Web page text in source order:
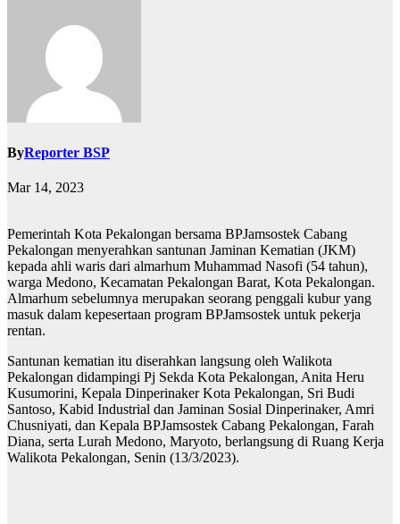
ByReporter BSP
Mar 14, 2023
Pemerintah Kota Pekalongan bersama BPJamsostek Cabang
Pekalongan menyerahkan santunan Jaminan Kematian (JKM)
kepada ahli waris dari almarhum Muhammad Nasofi (54 tahun),
warga Medono, Kecamatan Pekalongan Barat, Kota Pekalongan.
Almarhum sebelumnya merupakan seorang penggali kubur yang
masuk dalam kepesertaan program BPJamsostek untuk pekerja
rentan.
Santunan kematian itu diserahkan langsung oleh Walikota
Pekalongan didampingi Pj Sekda Kota Pekalongan, Anita Heru
Kusumorini, Kepala Dinperinaker Kota Pekalongan, Sri Budi
Santoso, Kabid Industrial dan Jaminan Sosial Dinperinaker, Amri
Chusniyati, dan Kepala BPJamsostek Cabang Pekalongan, Farah
Diana, serta Lurah Medono, Maryoto, berlangsung di Ruang Kerja
Walikota Pekalongan, Senin (13/3/2023).